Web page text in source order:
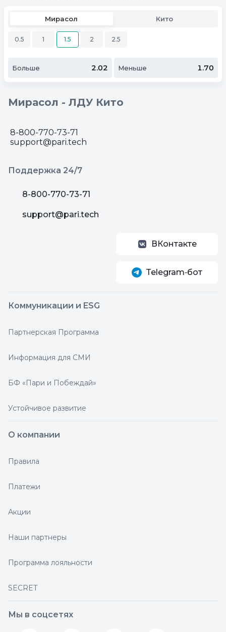
Мирасол Кито
0.5 1 1.5 2 2.5
Больше 2.02 Меньше 1.70
Мирасол - ЛДУ Кито
8-800-770-73-71
support@pari.tech
Поддержка 24/7
8-800-770-73-71
support@pari.tech
ВКонтакте
Telegram‑бот
Коммуникации и ESG
Партнерская Программа
Информация для СМИ
БФ «Пари и Побеждай»
Устойчивое развитие
О компании
Правила
Платежи
Акции
Наши партнеры
Программа лояльности
SECRET
Мы в соцсетях